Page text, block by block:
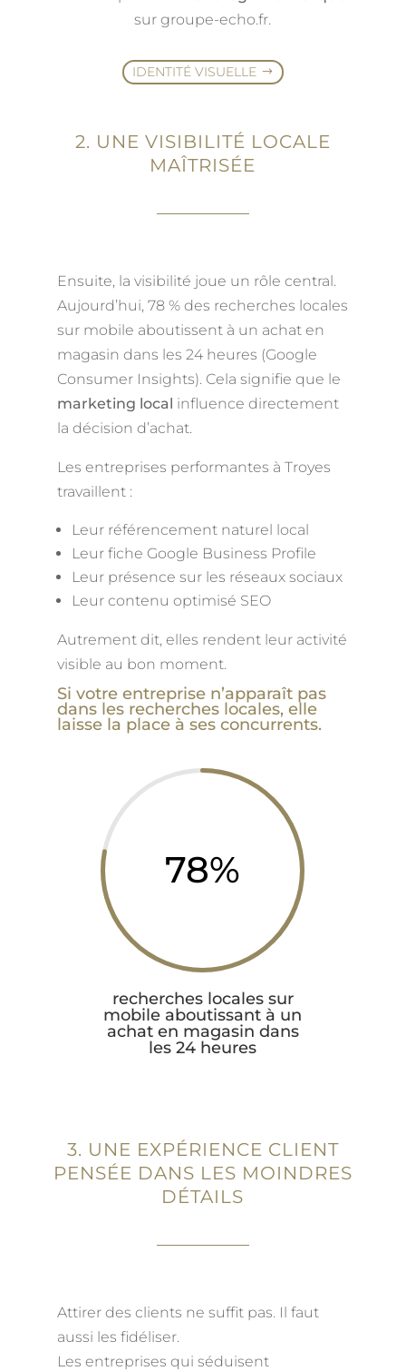
sur groupe-echo.fr.
IDENTITÉ VISUELLE
2. UNE VISIBILITÉ LOCALE
MAÎTRISÉE
Ensuite, la visibilité joue un rôle central.
Aujourd’hui, 78 % des recherches locales
sur mobile aboutissent à un achat en
magasin dans les 24 heures (Google
Consumer Insights). Cela signifie que le
marketing local influence directement
la décision d’achat.
Les entreprises performantes à Troyes
travaillent :
Leur référencement naturel local
Leur fiche Google Business Profile
Leur présence sur les réseaux sociaux
Leur contenu optimisé SEO
Autrement dit, elles rendent leur activité
visible au bon moment.
Si votre entreprise n’apparaît pas
dans les recherches locales, elle
laisse la place à ses concurrents.
78%
recherches locales sur
mobile aboutissant à un
achat en magasin dans
les 24 heures
3. UNE EXPÉRIENCE CLIENT
PENSÉE DANS LES MOINDRES
DÉTAILS
Attirer des clients ne suffit pas. Il faut
aussi les fidéliser.
Les entreprises qui séduisent